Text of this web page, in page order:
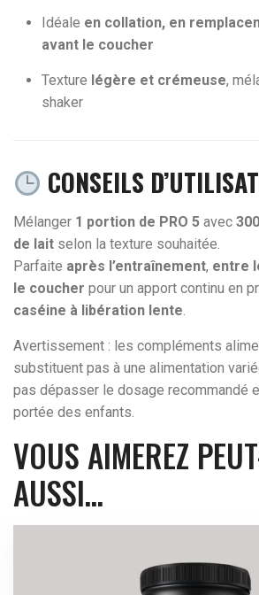
Idéale en collation, en
avant le coucher
Texture légère et crémeuse,
shaker
CONSEILS
Mélanger 1 portion de PRO 5 avec
de lait selon la texture souhaitée.
Parfaite après l’entraînement, entre
le coucher pour un apport continu en
caséine à libération lente.
Avertissement : les compléments
substituent pas à une alimentation
pas dépasser le dosage recommandé
portée des enfants.
VOUS AIMEREZ
AUSSI…